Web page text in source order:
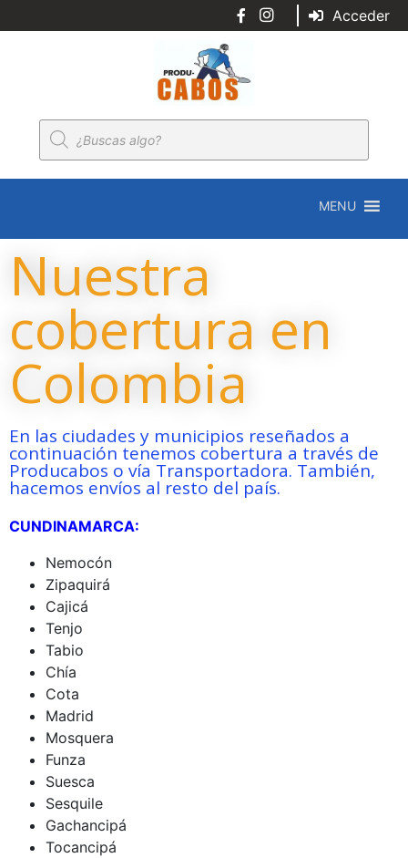
Acceder
MENU
Nuestra
cobertura en
Colombia
En las ciudades y municipios reseñados a
continuación tenemos cobertura a través de
Producabos o vía Transportadora. También,
hacemos envíos al resto del país.
CUNDINAMARCA:
Nemocón
Zipaquirá
Cajicá
Tenjo
Tabio
Chía
Cota
Madrid
Mosquera
Funza
Suesca
Sesquile
Gachancipá
Tocancipá